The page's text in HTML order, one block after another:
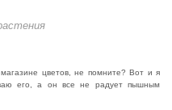
цветов, не помните? Вот и я
его, а он все не радует пышным